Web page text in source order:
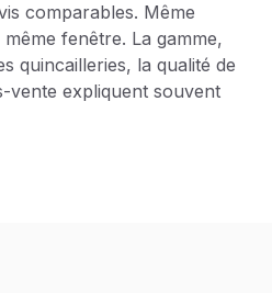
comparables. Même
fenêtre. La gamme,
quincailleries, la qualité de
vente expliquent souvent